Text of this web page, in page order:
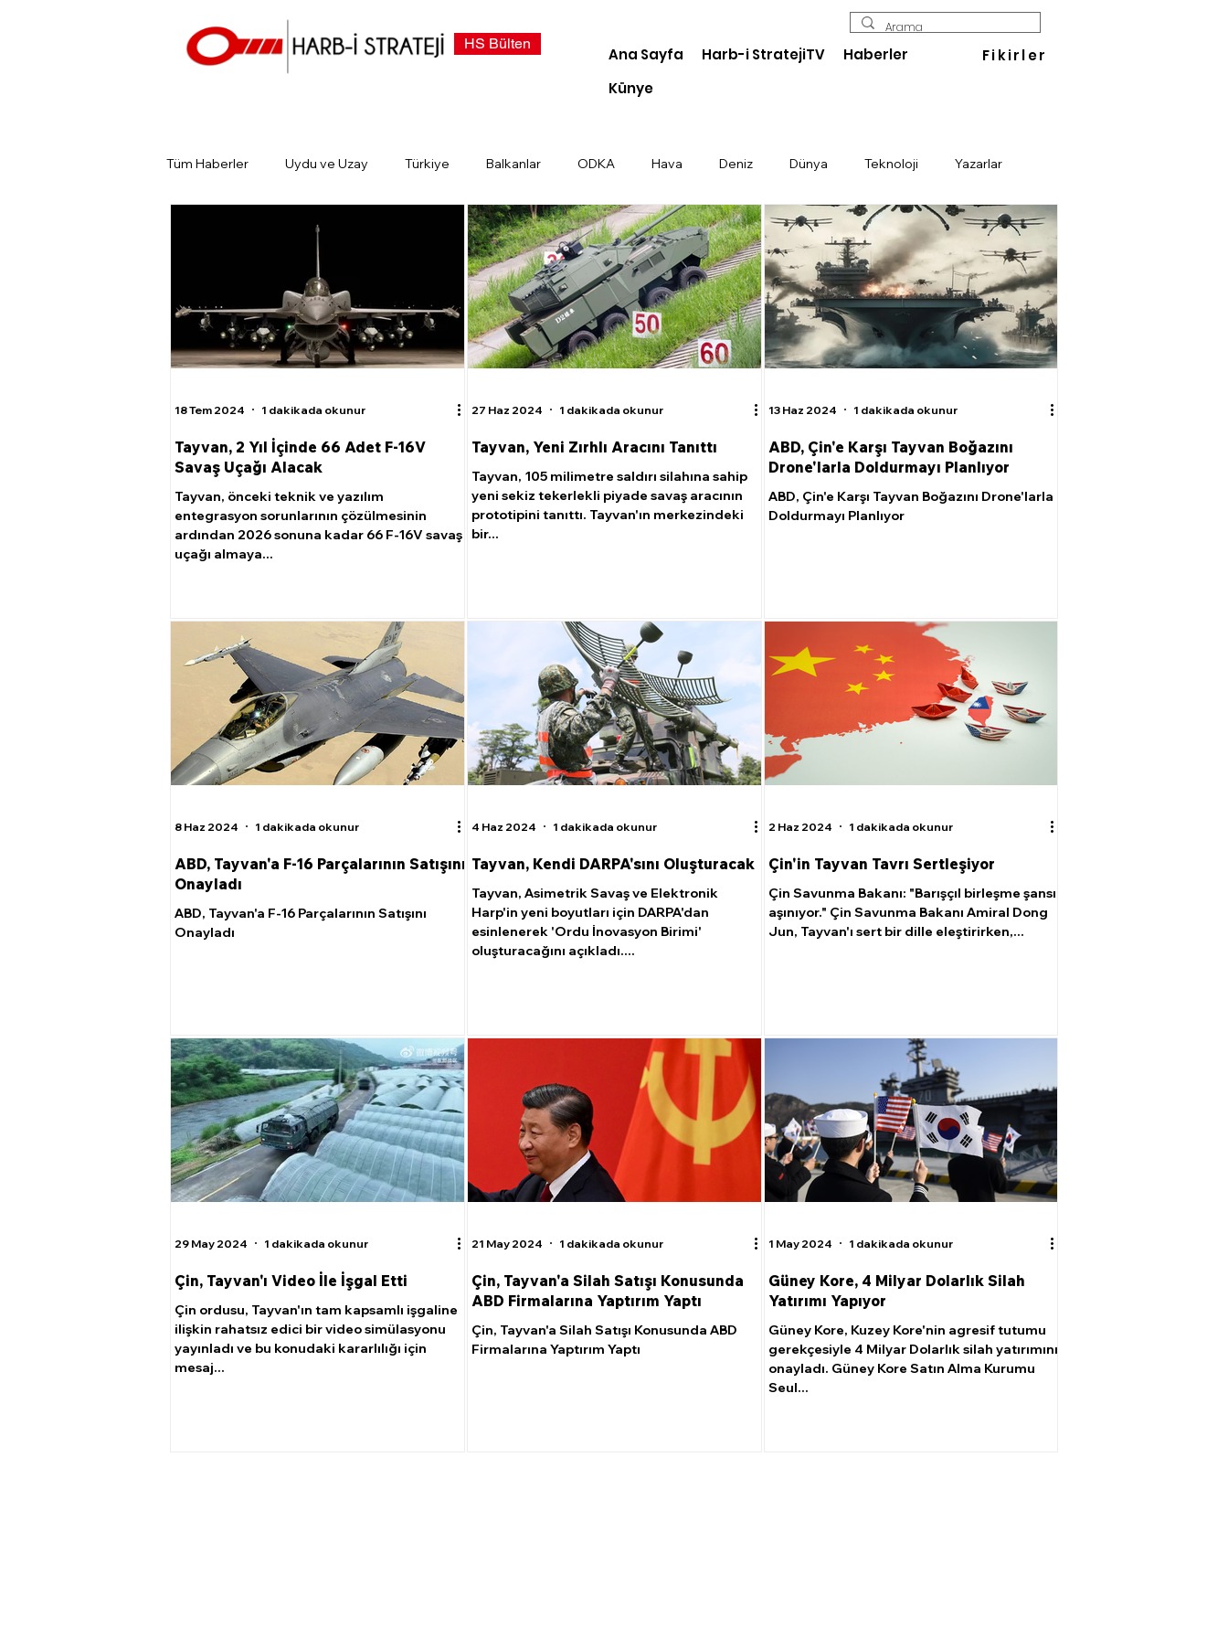
HS Bülten
Ana Sayfa Harb-i StratejiTV
Haberler
Künye
Fikirler
Tüm Haberler Uydu ve Uzay Türkiye Balkanlar ODKA Hava Deniz Dünya Teknoloji Yazarlar
Dosya Haber Kara Türk Devletleri Siber Enerji Savunma
Tayvan, 2 Yıl İçinde 66 Adet F-16V
Savaş Uçağı Alacak
Tayvan, önceki teknik ve yazılım
entegrasyon sorunlarının çözülmesinin
ardından 2026 sonuna kadar 66 F-16V savaş
uçağı almaya...
18 Tem 2024 1 dakikada okunur
Tayvan, Yeni Zırhlı Aracını Tanıttı
Tayvan, 105 milimetre saldırı silahına sahip
yeni sekiz tekerlekli piyade savaş aracının
prototipini tanıttı. Tayvan'ın merkezindeki
bir...
27 Haz 2024 1 dakikada okunur
ABD, Çin'e Karşı Tayvan Boğazını
Drone'larla Doldurmayı Planlıyor
ABD, Çin'e Karşı Tayvan Boğazını Drone'larla
Doldurmayı Planlıyor
13 Haz 2024 1 dakikada okunur
ABD, Tayvan'a F-16 Parçalarının Satışını
Onayladı
ABD, Tayvan'a F-16 Parçalarının Satışını
Onayladı
8 Haz 2024 1 dakikada okunur
Tayvan, Kendi DARPA'sını Oluşturacak
Tayvan, Asimetrik Savaş ve Elektronik
Harp'in yeni boyutları için DARPA'dan
esinlenerek 'Ordu İnovasyon Birimi'
oluşturacağını açıkladı....
4 Haz 2024 1 dakikada okunur
Çin'in Tayvan Tavrı Sertleşiyor
Çin Savunma Bakanı: "Barışçıl birleşme şansı
aşınıyor." Çin Savunma Bakanı Amiral Dong
Jun, Tayvan'ı sert bir dille eleştirirken,...
2 Haz 2024 1 dakikada okunur
Çin, Tayvan'ı Video İle İşgal Etti
Çin ordusu, Tayvan'ın tam kapsamlı işgaline
ilişkin rahatsız edici bir video simülasyonu
yayınladı ve bu konudaki kararlılığı için
mesaj...
29 May 2024 1 dakikada okunur
Çin, Tayvan'a Silah Satışı Konusunda
ABD Firmalarına Yaptırım Yaptı
Çin, Tayvan'a Silah Satışı Konusunda ABD
Firmalarına Yaptırım Yaptı
21 May 2024 1 dakikada okunur
Güney Kore, 4 Milyar Dolarlık Silah
Yatırımı Yapıyor
Güney Kore, Kuzey Kore'nin agresif tutumu
gerekçesiyle 4 Milyar Dolarlık silah yatırımını
onayladı. Güney Kore Satın Alma Kurumu
Seul...
1 May 2024 1 dakikada okunur